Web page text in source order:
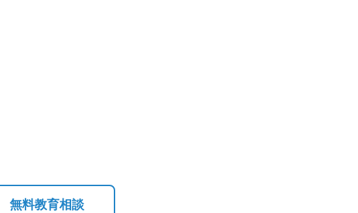
無料教育相談